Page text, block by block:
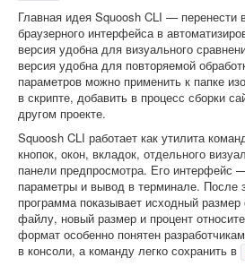
Главная идея Squoosh CLI — перенести
браузерного интерфейса в
версия удобна для визуального
версия удобна для повторяемой
параметров можно применить к папке
в скрипте, добавить в процесс сборки
другом проекте.
Squoosh CLI работает как утилита
кнопок, окон, вкладок, отдельного
панели предпросмотра. Его интерфейс
параметры и вывод в терминале. После
программа показывает исходный
файлу, новый размер и процент
формат особенно понятен
в консоли, а команду легко сохранить в